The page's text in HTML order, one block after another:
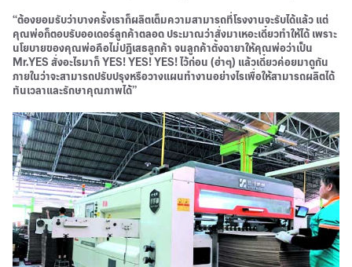
“ต้องยอมรับว่าบางครั้งเราก็ผลิตเต็มความสามารถที่โรงงานจะรับได้แล้ว แต่
คุณพ่อก็ตอบรับออเดอร์ลูกค้าตลอด ประมาณว่าสั่งมาเหอะเดี๋ยวทำให้ได้ เพราะ
นโยบายของคุณพ่อคือไม่ปฏิเสธลูกค้า จนลูกค้าตั้งฉายาให้คุณพ่อว่าเป็น
Mr.YES สั่งอะไรมาก็ YES! YES! YES! ไว้ก่อน (ฮ่าๆ) แล้วเดี๋ยวค่อยมาดูกัน
ภายในว่าจะสามารถปรับปรุงหรือวางแผนทำงานอย่างไรเพื่อให้สามารถผลิตได้
ทันเวลาและรักษาคุณภาพได้”